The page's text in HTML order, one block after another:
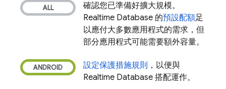
確認您已準備好擴大規模。
Realtime Database 的預設配額足
以應付大多數應用程式的需求，但
部分應用程式可能需要額外容量。
設定保護措施規則 ，以便與
Realtime Database 搭配運作。